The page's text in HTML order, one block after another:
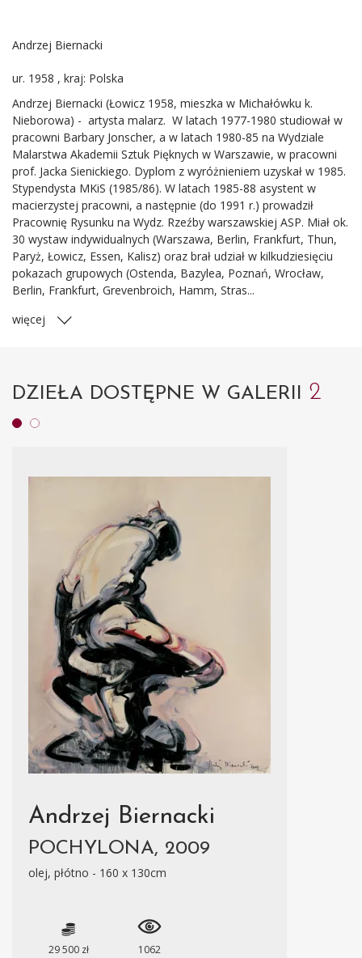
Andrzej Biernacki
ur. 1958 , kraj: Polska
Andrzej Biernacki (Łowicz 1958, mieszka w Michałówku k.
Nieborowa) - artysta malarz. W latach 1977-1980 studiował w
pracowni Barbary Jonscher, a w latach 1980-85 na Wydziale
Malarstwa Akademii Sztuk Pięknych w Warszawie, w pracowni
prof. Jacka Sienickiego. Dyplom z wyróżnieniem uzyskał w 1985.
Stypendysta MKiS (1985/86). W latach 1985-88 asystent w
macierzystej pracowni, a następnie (do 1991 r.) prowadził
Pracownię Rysunku na Wydz. Rzeźby warszawskiej ASP. Miał ok.
30 wystaw indywidualnych (Warszawa, Berlin, Frankfurt, Thun,
Paryż, Łowicz, Essen, Kalisz) oraz brał udział w kilkudziesięciu
pokazach grupowych (Ostenda, Bazylea, Poznań, Wrocław,
Berlin, Frankfurt, Grevenbroich, Hamm, Stras...
więcej
DZIEŁA DOSTĘPNE W GALERII 2
Andrzej Biernacki
POCHYLONA, 2009
olej, płótno - 160 x 130cm
29 500 zł 1062